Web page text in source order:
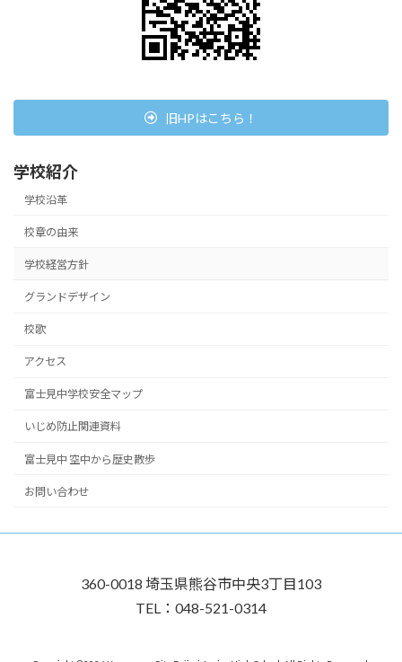
旧HPはこちら！
学校紹介
学校沿革
校章の由来
学校経営方針
グランドデザイン
校歌
アクセス
富士見中学校安全マップ
いじめ防止関連資料
富士見中 空中から歴史散歩
お問い合わせ
360-0018 埼玉県熊谷市中央3丁目103
TEL：048-521-0314